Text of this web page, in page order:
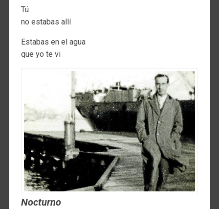
Tú
no estabas allí
Estabas en el agua
que yo te vi
Nocturno